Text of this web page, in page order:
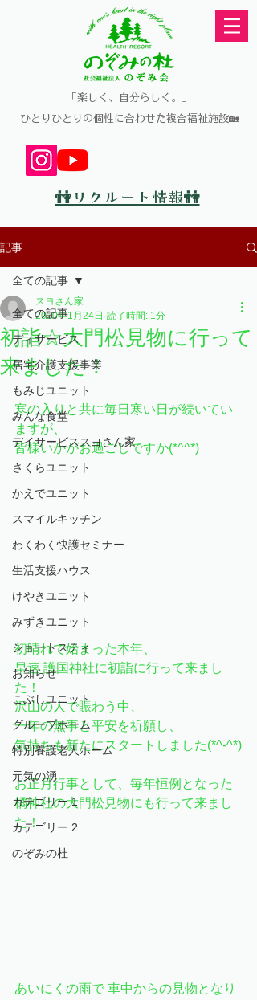
​「楽しく、自分らしく。」
​ひとりひとりの個性に合わせた複合福祉施設🏡
👫リクルート情報👫
記事
全ての記事
ディサービス
居宅介護支援事業
もみじユニット
みんな食堂
デイサービススヨさん家
さくらユニット
かえでユニット
スマイルキッチン
わくわく快護セミナー
生活支援ハウス
けやきユニット
みずきユニット
ショートスティ
お知らせ
こぶしユニット
グループホーム
特別養護老人ホーム
元気の湧
カテゴリー 1
カテゴリー 2
のぞみの杜
全ての記事
初詣☆大門松見物に行って
来ました！
スヨさん家
2020年1月24日 読了時間: 1分
寒の入りと共に毎日寒い日が続いてい
ますが、
皆様いかがお過ごしですか(*^^*)
初晴れで始まった本年、
早速 護国神社に初詣に行って来まし
た！
沢山の人で賑わう中、
一年の無事と平安を祈願し、
気持ちも新たにスタートしました(*^-^*)
お正月行事として、毎年恒例となった
橘神社の大門松見物にも行って来まし
た！
あいにくの雨で 車中からの見物となり